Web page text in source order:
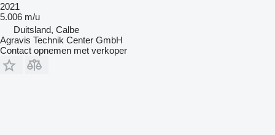
2021
5.006 m/u
Duitsland, Calbe
Agravis Technik Center GmbH
Contact opnemen met verkoper